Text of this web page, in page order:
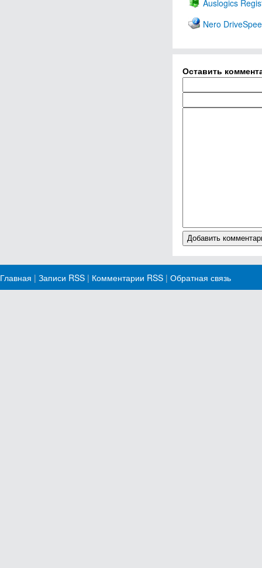
Auslogics
Nero
Оставить
Главная | Записи RSS | Комментарии RSS | Обратная связь